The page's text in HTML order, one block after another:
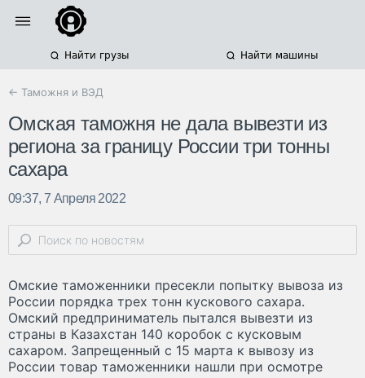
Найти грузы Найти машины
← Таможня и ВЭД
Омская таможня не дала вывезти из
региона за границу России три тонны
сахара
09:37, 7 Апреля 2022
Омские таможенники пресекли попытку вывоза из
России порядка трех тонн кускового сахара.
Омский предприниматель пытался вывезти из
страны в Казахстан 140 коробок с кусковым
сахаром. Запрещенный с 15 марта к вывозу из
России товар таможенники нашли при осмотре